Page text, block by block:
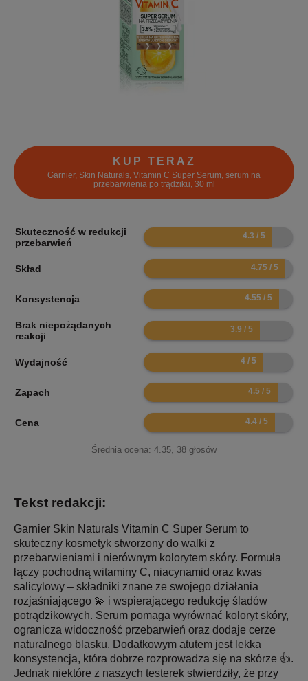
KUP TERAZ
Garnier, Skin Naturals, Vitamin C Super Serum, serum na
przebarwienia po trądziku, 30 ml
Skuteczność w redukcji
przebarwień
8.6
Skład 9.5
Konsystencja 9.1
Brak niepożądanych
reakcji
7.8
Wydajność 8
Zapach 9
Cena 8.8
Średnia ocena: 4.35, 38 głosów
Tekst redakcji:
Garnier Skin Naturals Vitamin C Super Serum to
skuteczny kosmetyk stworzony do walki z
przebarwieniami i nierównym kolorytem skóry. Formuła
łączy pochodną witaminy C, niacynamid oraz kwas
salicylowy – składniki znane ze swojego działania
rozjaśniającego 💫 i wspierającego redukcję śladów
potrądzikowych. Serum pomaga wyrównać koloryt skóry,
ogranicza widoczność przebarwień oraz dodaje cerze
naturalnego blasku. Dodatkowym atutem jest lekka
konsystencja, która dobrze rozprowadza się na skórze 👍.
Jednak niektóre z naszych testerek stwierdziły, że przy